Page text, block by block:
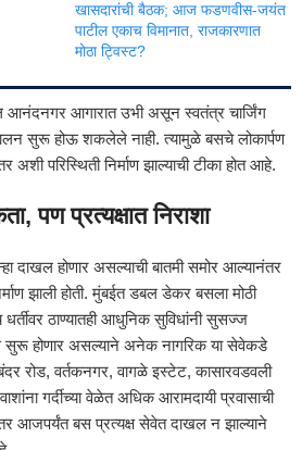
खासदारांची बैठक; आज फडणवीस-जयंत
पाटील एकाच विमानात, राजकारणात
मोठा ट्विस्ट?
आनंदनगर आगारात उभी असून स्वतंत्र चार्जिंग
सुरू होऊ शकलेले नाही. त्यामुळे बसचे लोकार्पण
परिस्थिती निर्माण झाल्याची टीका होत आहे.
पण प्रत्यक्षात निराशा
दाखल होणार असल्याची बातमी समोर आल्यानंतर
झाली होती. मुंबईत डबल डेकर बसला मोठी
धर्तीवर ठाण्यातही आधुनिक सुविधांनी सुसज्ज
होणार असल्याने अनेक नागरिक या सेवेकडे
रोड, वर्तकनगर, वागळे इस्टेट, कासारवडवली
गर्दीच्या वेळेत अधिक आरामदायी प्रवासाची
आजपर्यंत बस प्रत्यक्ष सेवेत दाखल न झाल्याने